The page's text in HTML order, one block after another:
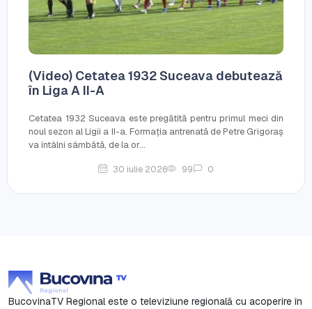
(Video) Cetatea 1932 Suceava debutează
în Liga A II-A
Cetatea 1932 Suceava este pregătită pentru primul meci din
noul sezon al Ligii a II-a. Formația antrenată de Petre Grigoraș
va întâlni sâmbătă, de la or...
30 iulie 2026 99 0
BucovinaTV Regional este o televiziune regională cu acoperire în